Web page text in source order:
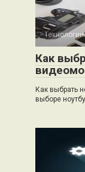
Как
Как выбрать
выборе